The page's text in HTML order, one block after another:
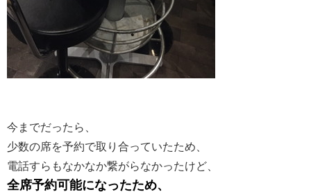
今までだったら、
少数の席を予約で取り合っていたため、
電話すらもなかなか繋がらなかったけど、
全席予約可能になったため、